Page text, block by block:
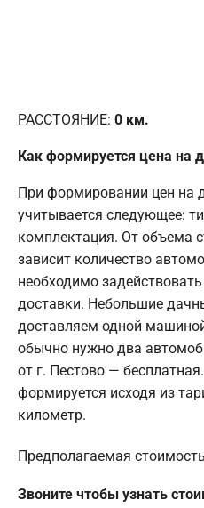
РАССТОЯНИЕ: 0 км.
Как формируется цена на
При формировании цен на
учитывается следующее:
комплектация. От объема
зависит количество
необходимо
доставки. Небольшие
доставляем одной
обычно нужно два
от г. Пестово —
формируется исходя из
километр.
Предполагаемая
Звоните чтобы узнать